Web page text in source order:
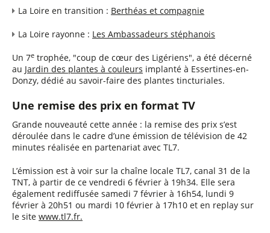
La Loire en transition : Berthéas et compagnie
La Loire rayonne : Les Ambassadeurs stéphanois
Un 7e trophée, "coup de cœur des Ligériens", a été décerné
au Jardin des plantes à couleurs implanté à Essertines-en-
Donzy, dédié au savoir-faire des plantes tincturiales.
Une remise des prix en format TV
Grande nouveauté cette année : la remise des prix s’est
déroulée dans le cadre d’une émission de télévision de 42
minutes réalisée en partenariat avec TL7.
L’émission est à voir sur la chaîne locale TL7, canal 31 de la
TNT, à partir de ce vendredi 6 février à 19h34. Elle sera
également rediffusée samedi 7 février à 16h54, lundi 9
février à 20h51 ou mardi 10 février à 17h10 et en replay sur
le site www.tl7.fr.